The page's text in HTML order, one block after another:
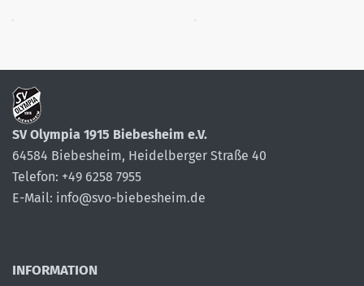
SV Olympia 1915 Biebesheim e.V.
64584 Biebesheim, Heidelberger Straße 40
Telefon: +49 6258 7955
E-Mail: info@svo-biebesheim.de
INFORMATION